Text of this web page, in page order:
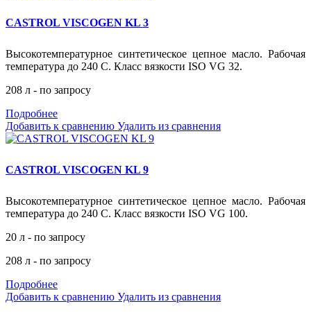
CASTROL VISCOGEN KL 3
Высокотемпературное синтетическое цепное масло. Рабочая
температура до 240 С. Класс вязкости ISO VG 32.
208 л - по запросу
Подробнее
Добавить к сравнению Удалить из сравнения
CASTROL VISCOGEN KL 9
Высокотемпературное синтетическое цепное масло. Рабочая
температура до 240 С. Класс вязкости ISO VG 100.
20 л - по запросу
208 л - по запросу
Подробнее
Добавить к сравнению Удалить из сравнения